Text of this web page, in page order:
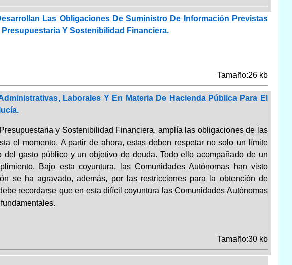
Las Obligaciones De Suministro De Información Previstas
Y Sostenibilidad Financiera.
Tamaño:26 kb
Laborales Y En Materia De Hacienda Pública Para El
y Sostenibilidad Financiera, amplía las obligaciones de las
el momento. A partir de ahora, estas deben respetar no solo un límite
gasto público y un objetivo de deuda. Todo ello acompañado de un
Bajo esta coyuntura, las Comunidades Autónomas han visto
se ha agravado, además, por las restricciones para la obtención de
recordarse que en esta difícil coyuntura las Comunidades Autónomas
Tamaño:30 kb